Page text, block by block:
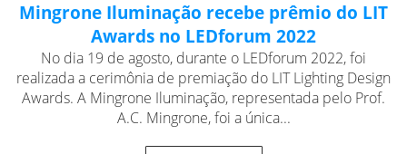
Mingrone Iluminação recebe prêmio do LIT
Awards no LEDforum 2022
No dia 19 de agosto, durante o LEDforum 2022, foi
realizada a cerimônia de premiação do LIT Lighting Design
Awards. A Mingrone Iluminação, representada pelo Prof.
A.C. Mingrone, foi a única...